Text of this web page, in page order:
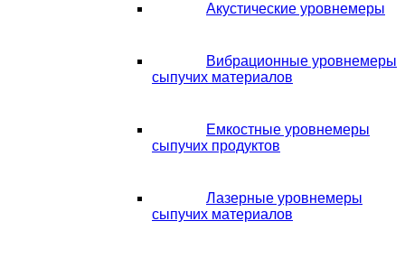
Акустические уровнемеры
Вибрационные уровнемеры
сыпучих материалов
Емкостные уровнемеры
сыпучих продуктов
Лазерные уровнемеры
сыпучих материалов